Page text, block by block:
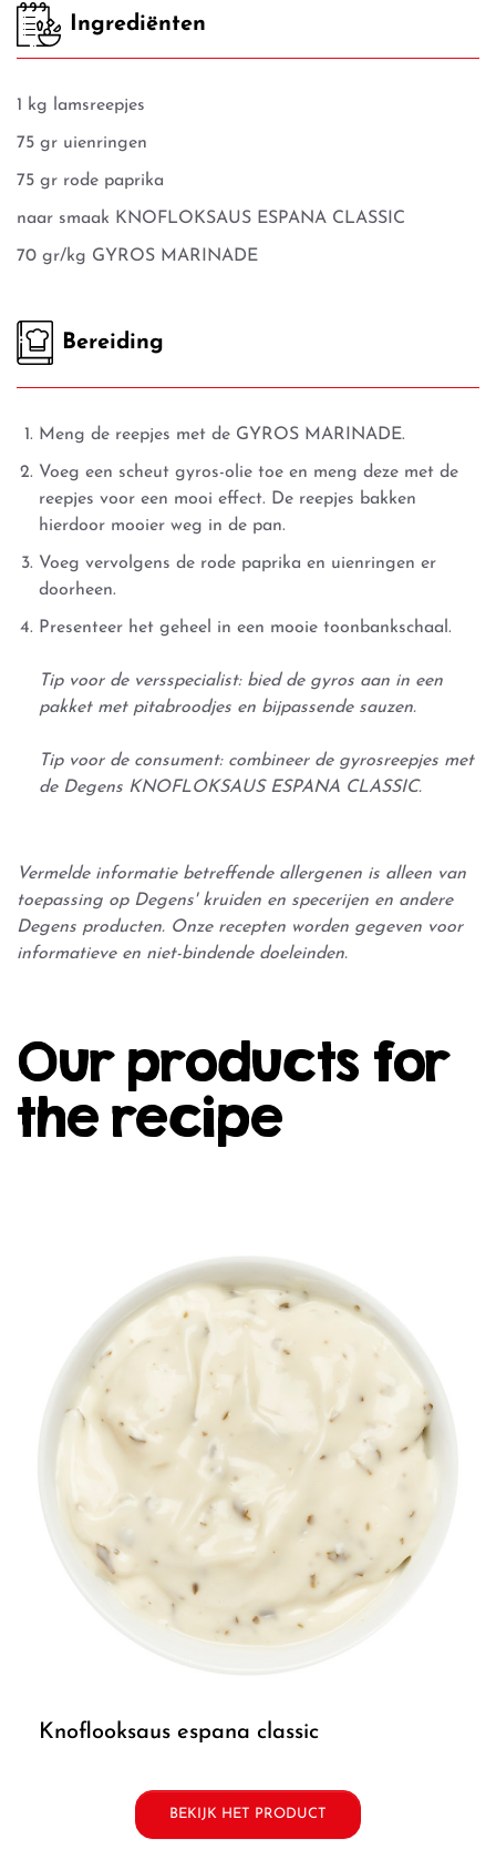
Ingrediënten
1 kg lamsreepjes
75 gr uienringen
75 gr rode paprika
naar smaak KNOFLOKSAUS ESPANA CLASSIC
70 gr/kg GYROS MARINADE
Bereiding
Meng de reepjes met de GYROS MARINADE.
Voeg een scheut gyros-olie toe en meng deze met de
reepjes voor een mooi effect. De reepjes bakken
hierdoor mooier weg in de pan.
Voeg vervolgens de rode paprika en uienringen er
doorheen.
Presenteer het geheel in een mooie toonbankschaal.
Tip voor de versspecialist: bied de gyros aan in een
pakket met pitabroodjes en bijpassende sauzen.
Tip voor de consument: combineer de gyrosreepjes met
de Degens KNOFLOKSAUS ESPANA CLASSIC.
Vermelde informatie betreffende allergenen is alleen van
toepassing op Degens' kruiden en specerijen en andere
Degens producten. Onze recepten worden gegeven voor
informatieve en niet-bindende doeleinden.
Our products for
the recipe
knoflooksaus espana classic
BEKIJK HET PRODUCT